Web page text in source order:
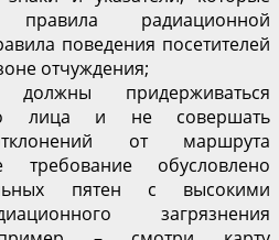
правила радиационной
поведения посетителей
отчуждения;
придерживаться
лица и не совершать
от маршрута
требование обусловлено
пятен с высокими
загрязнения